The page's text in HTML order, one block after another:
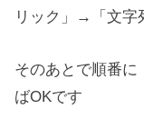
リック」→「文字
そのあとで順番に
ばOKです